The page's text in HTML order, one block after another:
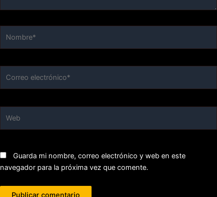
Guarda mi nombre, correo electrónico y web en este
navegador para la próxima vez que comente.